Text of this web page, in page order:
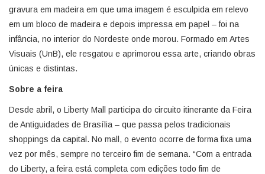
gravura em madeira em que uma imagem é esculpida em relevo
em um bloco de madeira e depois impressa em papel – foi na
infância, no interior do Nordeste onde morou. Formado em Artes
Visuais (UnB), ele resgatou e aprimorou essa arte, criando obras
únicas e distintas.
Sobre a feira
Desde abril, o Liberty Mall participa do circuito itinerante da Feira
de Antiguidades de Brasília – que passa pelos tradicionais
shoppings da capital. No mall, o evento ocorre de forma fixa uma
vez por mês, sempre no terceiro fim de semana. “Com a entrada
do Liberty, a feira está completa com edições todo fim de